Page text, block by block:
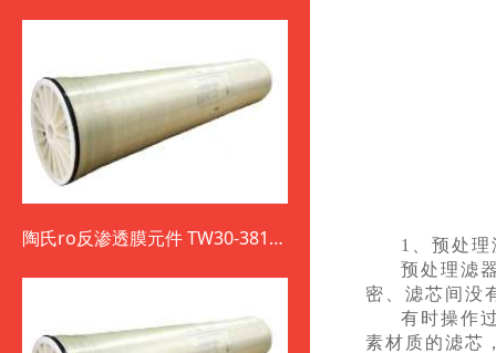
陶氏ro反渗透膜元件 TW30-3812-
1、预处
预处理滤
密、滤芯间没
有时操作
素材质的滤芯